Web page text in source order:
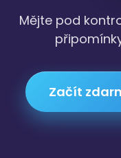
Mějte pod
Začít